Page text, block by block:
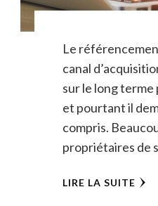
Le
canal
sur le long terme
et pourtant il
compris.
propriétaires de
LIRE LA SUITE